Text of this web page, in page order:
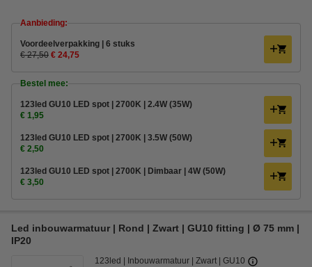
Aanbieding:
Voordeelverpakking | 6 stuks
€ 27,50 € 24,75
Bestel mee:
123led GU10 LED spot | 2700K | 2.4W (35W)
€ 1,95
123led GU10 LED spot | 2700K | 3.5W (50W)
€ 2,50
123led GU10 LED spot | 2700K | Dimbaar | 4W (50W)
€ 3,50
Led inbouwarmatuur | Rond | Zwart | GU10 fitting | Ø 75 mm |
IP20
123led Inbouwarmatuur Zwart GU10